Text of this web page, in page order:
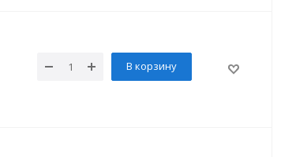
В корзину